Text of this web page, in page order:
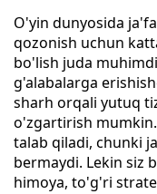
O'yin dunyosida
qozonish uchun
bo'lish juda
g'alabalarga
sharh orqali yutuq
o'zgartirish
talab qiladi, chunki
bermaydi. Lekin siz
himoya, to'g'ri